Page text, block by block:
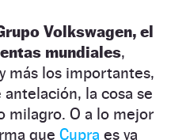
Volkswagen, el
mundiales,
más los importantes,
la cosa se
milagro. O a lo mejor
que Cupra es ya